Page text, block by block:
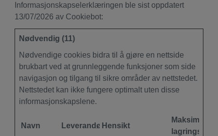
Informasjonskapselerklæringen ble sist oppdatert
13/07/2026 av Cookiebot:
Nødvendig (11)
Nødvendige cookies bidra til å gjøre en nettside
brukbart ved at grunnleggende funksjoner som side
navigasjon og tilgang til sikre områder av nettstedet.
Nettstedet kan ikke fungere optimalt uten disse
informasjonskapslene.
Navn LeverandørHensikt
Maksimal